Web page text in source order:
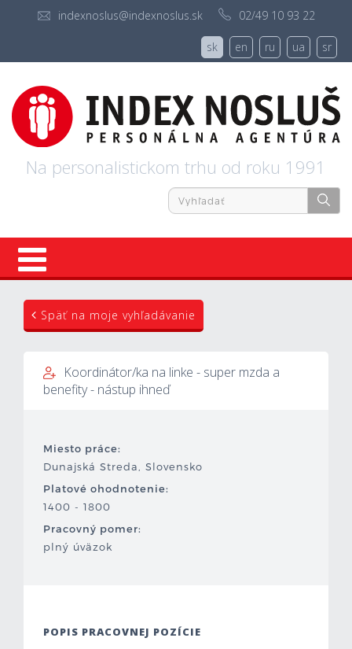
indexnoslus@indexnoslus.sk 02/49 10 93 22
sk en ru ua sr
Na personalistickom trhu od roku 1991
Úvod
Mzdová kalkulačka
Uchádzači
Späť na moje vyhľadávanie
Koordinátor/ka na linke - super mzda a
benefity - nástup ihneď
Miesto práce:
Dunajská Streda, Slovensko
Platové ohodnotenie:
1400 - 1800
Pracovný pomer:
plný úväzok
POPIS PRACOVNEJ POZÍCIE